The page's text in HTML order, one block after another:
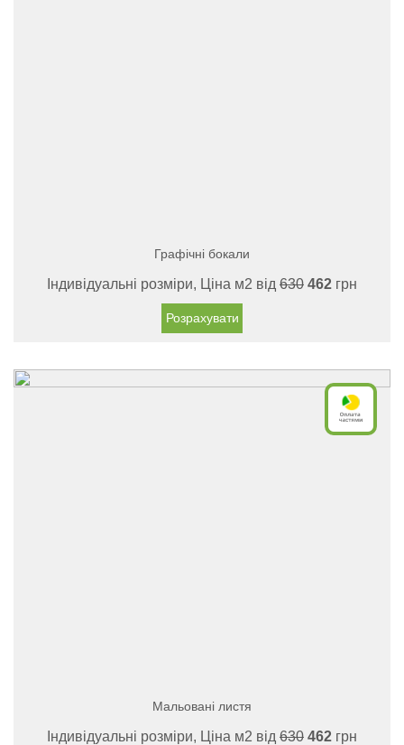
Графічні бокали
Індивідуальні розміри, Ціна м2 від 630 462 грн
Розрахувати
Мальовані листя
Індивідуальні розміри, Ціна м2 від 630 462 грн